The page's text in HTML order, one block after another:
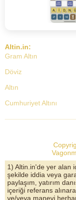
Altin.in:
Gram Altın
Döviz
Altın
Cumhuriyet Altını
Dolar Kuru
Altın Yorumları
Döviz Kurları
Çeyrek Altın
1) Altin.in'de yer alan
şekilde iddia veya
paylaşım, yatırım
içeriği referans
ve/veya manevi